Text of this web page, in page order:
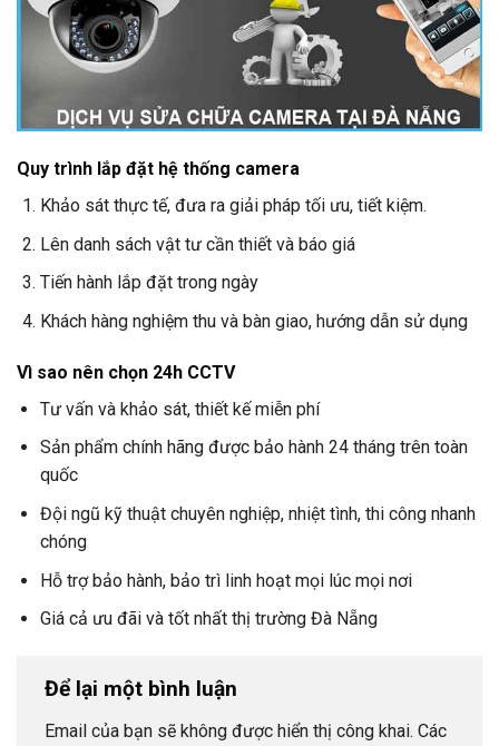
Quy trình lắp đặt hệ thống camera
Khảo sát thực tế, đưa ra giải pháp tối ưu, tiết kiệm.
Lên danh sách vật tư cần thiết và báo giá
Tiến hành lắp đặt trong ngày
Khách hàng nghiệm thu và bàn giao, hướng dẫn sử dụng
Vì sao nên chọn 24h CCTV
Tư vấn và khảo sát, thiết kế miễn phí
Sản phẩm chính hãng được bảo hành 24 tháng trên toàn
quốc
Đội ngũ kỹ thuật chuyên nghiệp, nhiệt tình, thi công nhanh
chóng
Hỗ trợ bảo hành, bảo trì linh hoạt mọi lúc mọi nơi
Giá cả ưu đãi và tốt nhất thị trường Đà Nẵng
Để lại một bình luận
Email của bạn sẽ không được hiển thị công khai. Các